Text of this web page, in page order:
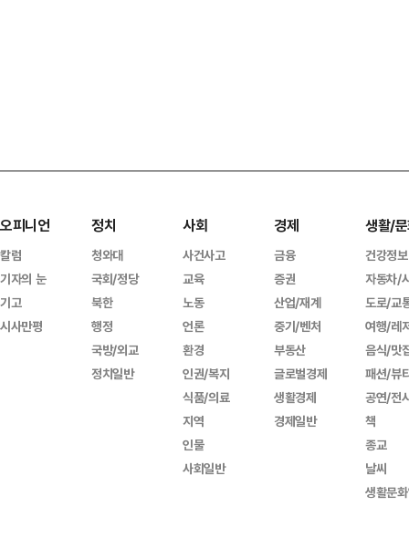
오피니언
칼럼
기자의 눈
기고
시사만평
정치
청와대
국회/정당
북한
행정
국방/외교
정치일반
사회
사건사고
교육
노동
언론
환경
인권/복지
식품/의료
지역
인물
사회일반
경제
금융
증권
산업/재계
중기/벤처
부동산
글로벌경제
생활경제
경제일반
생활/
건강정보
자동차/
도로/교
여행/레
음식/맛
패션/뷰
공연/전
책
종교
날씨
생활문